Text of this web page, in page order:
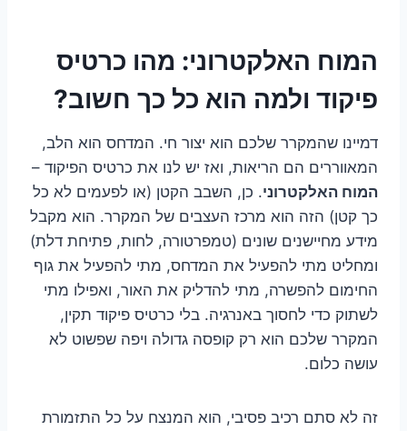
המוח האלקטרוני: מהו כרטיס
פיקוד ולמה הוא כל כך חשוב?
דמיינו שהמקרר שלכם הוא יצור חי. המדחס הוא הלב,
המאווררים הם הריאות, ואז יש לנו את כרטיס הפיקוד –
המוח האלקטרוני. כן, השבב הקטן (או לפעמים לא כל
כך קטן) הזה הוא מרכז העצבים של המקרר. הוא מקבל
מידע מחיישנים שונים (טמפרטורה, לחות, פתיחת דלת)
ומחליט מתי להפעיל את המדחס, מתי להפעיל את גוף
החימום להפשרה, מתי להדליק את האור, ואפילו מתי
לשתוק כדי לחסוך באנרגיה. בלי כרטיס פיקוד תקין,
המקרר שלכם הוא רק קופסה גדולה ויפה שפשוט לא
עושה כלום.
זה לא סתם רכיב פסיבי, הוא המנצח על כל התזמורת